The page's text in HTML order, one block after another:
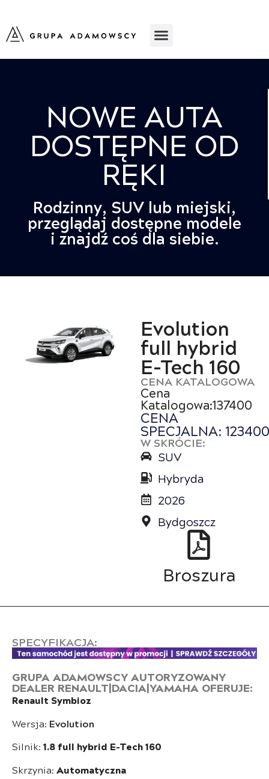
NOWE AUTA
DOSTĘPNE OD
RĘKI
Rodzinny, SUV lub miejski,
przeglądaj dostępne modele
i znajdź coś dla siebie.
Evolution
full hybrid
E-Tech 160
CENA KATALOGOWA
Cena
Katalogowa:137400
CENA
SPECJALNA: 123400
W SKRÓCIE:
SUV
Hybryda
2026
Bydgoszcz
Broszura
SPECYFIKACJA:
GRUPA ADAMOWSCY AUTORYZOWANY
DEALER RENAULT|DACIA|YAMAHA OFERUJE:
Renault Symbioz
Wersja: Evolution
Silnik: 1.8 full hybrid E-Tech 160
Skrzynia: Automatyczna